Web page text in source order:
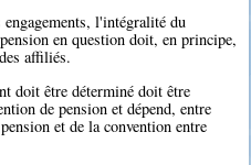
l'intégralité du
en question doit, en principe,
affiliés.
doit être déterminé doit être
de pension et dépend, entre
et de la convention entre